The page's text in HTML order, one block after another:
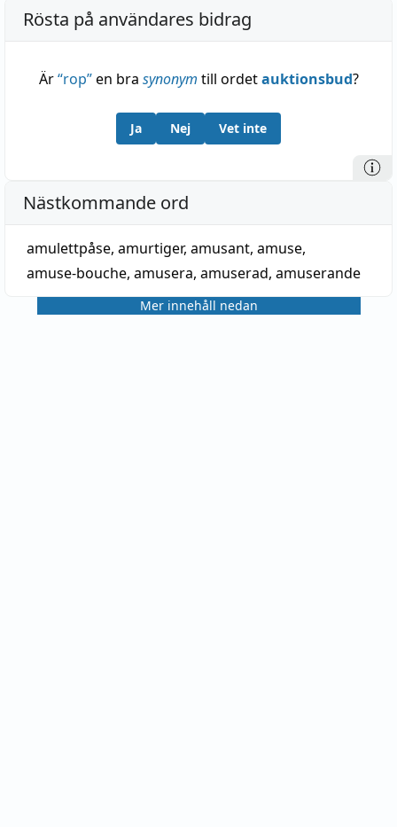
Rösta på användares bidrag
Är“rop”en bra synonym till ordetauktionsbud?
Ja Nej Vet inte
Nästkommande ord
amulettpåse, amurtiger, amusant, amuse,
amuse-bouche, amusera, amuserad, amuserande
Mer innehåll nedan